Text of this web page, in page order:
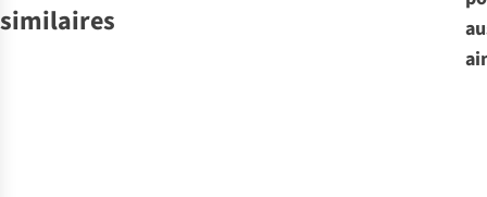
similaires